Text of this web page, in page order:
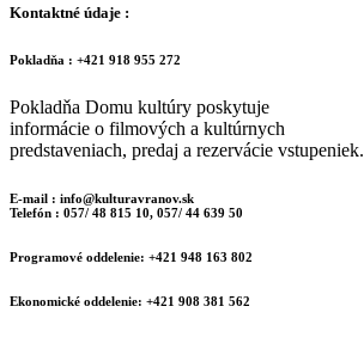
Kontaktné údaje :
Pokladňa : +421 918 955 272
Pokladňa Domu kultúry poskytuje
informácie o filmových a kultúrnych
predstaveniach, predaj a rezervácie vstupeniek.
E-mail : info@kulturavranov.sk
Telefón : 057/ 48 815 10, 057/ 44 639 50
Programové oddelenie: +421 948 163 802
Ekonomické oddelenie: +421 908 381 562